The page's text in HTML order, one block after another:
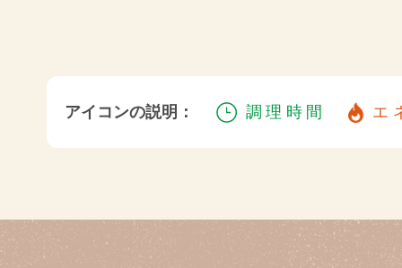
アイコンの説明： 調理時間 エ